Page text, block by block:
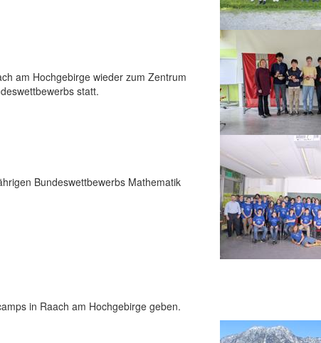
am Hochgebirge wieder zum Zentrum
statt.
Bundeswettbewerbs Mathematik
in Raach am Hochgebirge geben.